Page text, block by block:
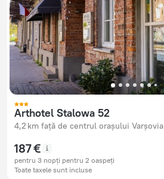
Arthotel Stalowa 52
4,2 km față de centrul orașului Varșovia
187 €
pentru 3 nopți pentru 2 oaspeți
Toate taxele sunt incluse